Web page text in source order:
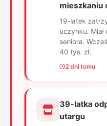
mieszkaniu
19-latek
uczynku.
seniora.
40 tys. zł.
2 dni temu
39-latka
utargu